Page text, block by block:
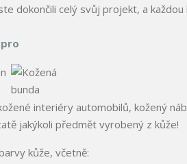
dokončili celý svůj projekt, a
interiéry automobilů, kožený
jakýkoli předmět vyrobený z kůže!
kůže, včetně: